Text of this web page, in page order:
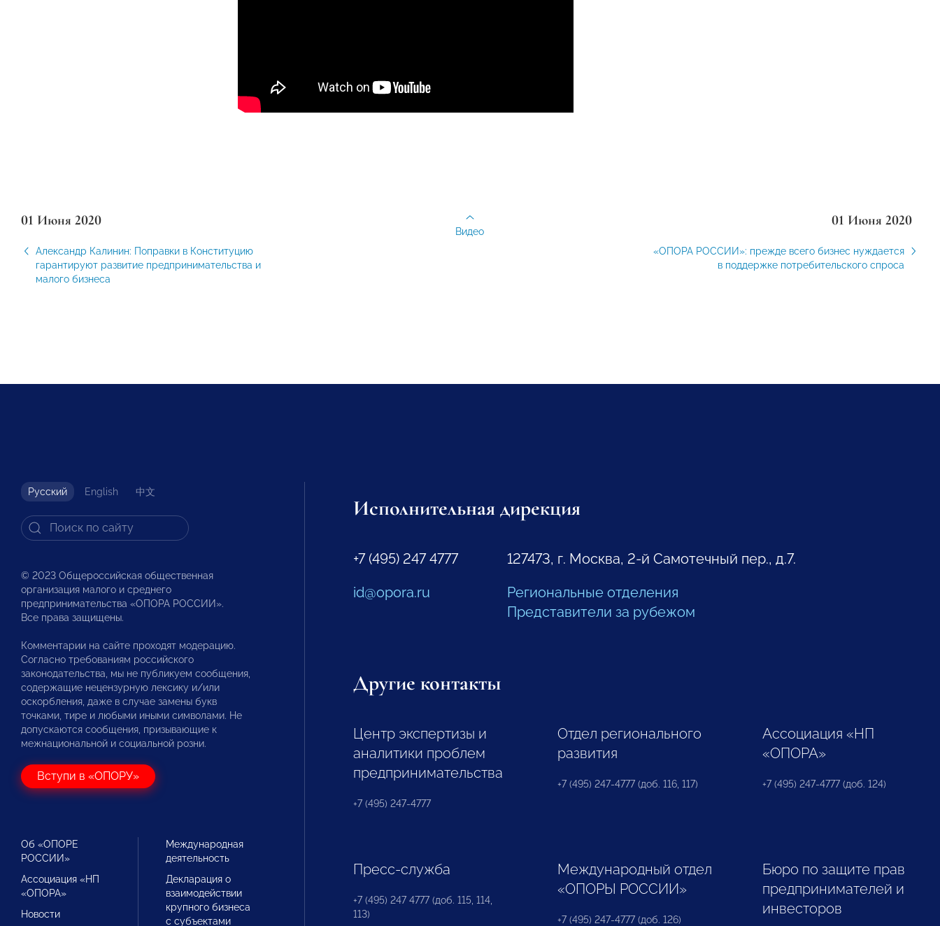
01 Июня 2020
Александр Калинин: Поправки в Конституцию
гарантируют развитие предпринимательства и
малого бизнеса
01 Июня 2020
«ОПОРА РОССИИ»: прежде всего бизнес нуждается
в поддержке потребительского спроса
Видео
Русский English 中文
© 2023 Общероссийская общественная
организация малого и среднего
предпринимательства «ОПОРА РОССИИ».
Все права защищены.
Комментарии на сайте проходят модерацию.
Согласно требованиям российского
законодательства, мы не публикуем сообщения,
содержащие нецензурную лексику и/или
оскорбления, даже в случае замены букв
точками, тире и любыми иными символами. Не
допускаются сообщения, призывающие к
межнациональной и социальной розни.
Вступи в «ОПОРУ»
Об «ОПОРЕ
РОССИИ»
Ассоциация «НП
«ОПОРА»
Новости
Международная
деятельность
Декларация о
взаимодействии
крупного бизнеса
с субъектами
Исполнительная дирекция
+7 (495) 247 4777
id@opora.ru
127473, г. Москва, 2-й Самотечный пер., д.7.
Региональные отделения
Представители за рубежом
Другие контакты
Центр экспертизы и
аналитики проблем
предпринимательства
+7 (495) 247-4777
Отдел регионального
развития
+7 (495) 247-4777 (доб. 116, 117)
Ассоциация «НП
«ОПОРА»
+7 (495) 247-4777 (доб. 124)
Пресс-служба
+7 (495) 247 4777 (доб. 115, 114,
113)
Международный отдел
«ОПОРЫ РОССИИ»
+7 (495) 247-4777 (доб. 126)
Бюро по защите прав
предпринимателей и
инвесторов